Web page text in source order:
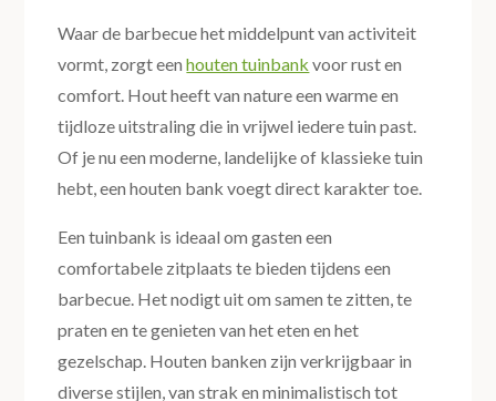
Waar de barbecue het middelpunt van activiteit
vormt, zorgt eenhouten tuinbank voor rust en
comfort. Hout heeft van nature een warme en
tijdloze uitstraling die in vrijwel iedere tuin past.
Of je nu een moderne, landelijke of klassieke tuin
hebt, een houten bank voegt direct karakter toe.
Een tuinbank is ideaal om gasten een
comfortabele zitplaats te bieden tijdens een
barbecue. Het nodigt uit om samen te zitten, te
praten en te genieten van het eten en het
gezelschap. Houten banken zijn verkrijgbaar in
diverse stijlen, van strak en minimalistisch tot